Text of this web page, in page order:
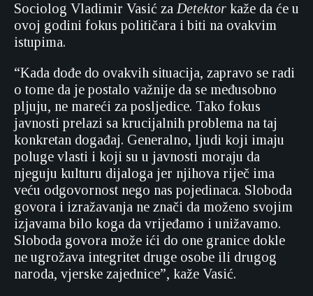
Sociolog Vladimir Vasić za Detektor kaže da će u
ovoj godini fokus političara i biti na ovakvim
istupima.
“Kada dođe do ovakvih situacija, zapravo se radi
o tome da je postalo važnije da se međusobno
pljuju, ne mareći za posljedice. Tako fokus
javnosti prelazi sa krucijalnih problema na taj
konkretan događaj. Generalno, ljudi koji imaju
poluge vlasti i koji su u javnosti moraju da
njeguju kulturu dijaloga jer njihova riječ ima
veću odgovornost nego nas pojedinaca. Sloboda
govora i izražavanja ne znači da moženo svojim
izjavama bilo koga da vrijeđamo i unižavamo.
Sloboda govora može ići do one granice dokle
ne ugrožava integritet druge osobe ili drugog
naroda, vjerske zajednice”, kaže Vasić.